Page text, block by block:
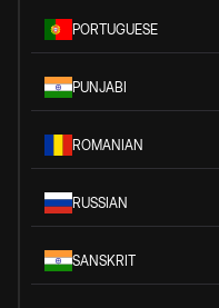
PORTUGUESE
PUNJABI
ROMANIAN
RUSSIAN
SANSKRIT